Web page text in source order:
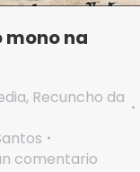
mono na
, Recuncho da
comentario